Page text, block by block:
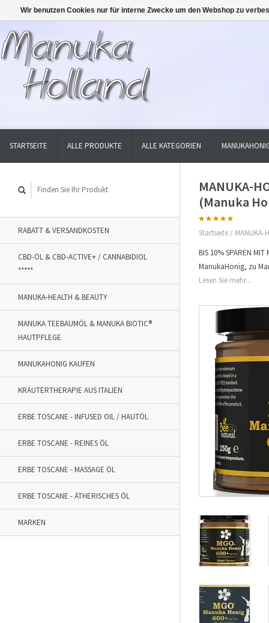
STARTSEITE ALLE PRODUKTE ALLE KATEGORIEN
RABATT & VERSANDKOSTEN
CBD-ÖL & CBD-ACTIVE+ / CANNABIDIOL
*****
MANUKA-HEALTH & BEAUTY
MANUKA TEEBAUMÖL & MANUKA BIOTIC®
HAUTPFLEGE
MANUKAHONIG KAUFEN
KRÄUTERTHERAPIE AUS ITALIEN
ERBE TOSCANE - INFUSED OIL / HAUTÖL
ERBE TOSCANE - REINES ÖL
ERBE TOSCANE - MASSAGE ÖL
ERBE TOSCANE - ÄTHERISCHES ÖL
MARKEN
MANUKA-
(Manuka
Startseite / MANUKA-
BIS 10% SPAREN
ManukaHonig, zu
Lesen Sie mehr...
Wir benutzen Cookies nur für interne Zwecke um den Webshop zu